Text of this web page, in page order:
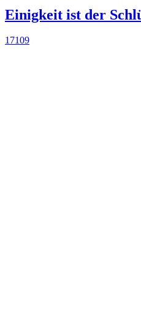
Einigkeit ist der
17109